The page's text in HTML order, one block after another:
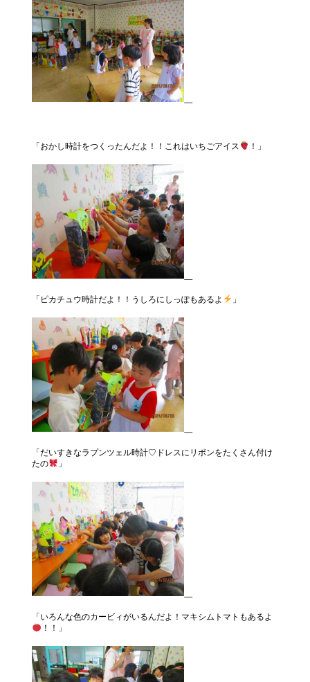
「おかし時計をつくったんだよ！！これはいちごアイス ！」
「ピカチュウ時計だよ！！うしろにしっぽもあるよ 」
「だいすきなラプンツェル時計♡ドレスにリボンをたくさん付け
たの
」
「いろんな色のカービィがいるんだよ！マキシムトマトもあるよ
！！」